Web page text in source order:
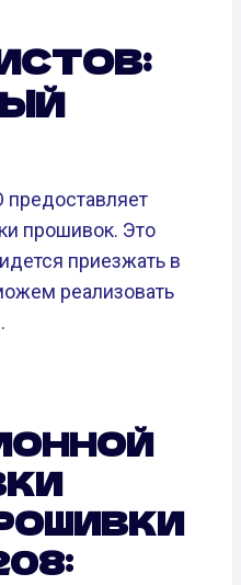
предоставляет
прошивок. Это
приезжать в
реализовать